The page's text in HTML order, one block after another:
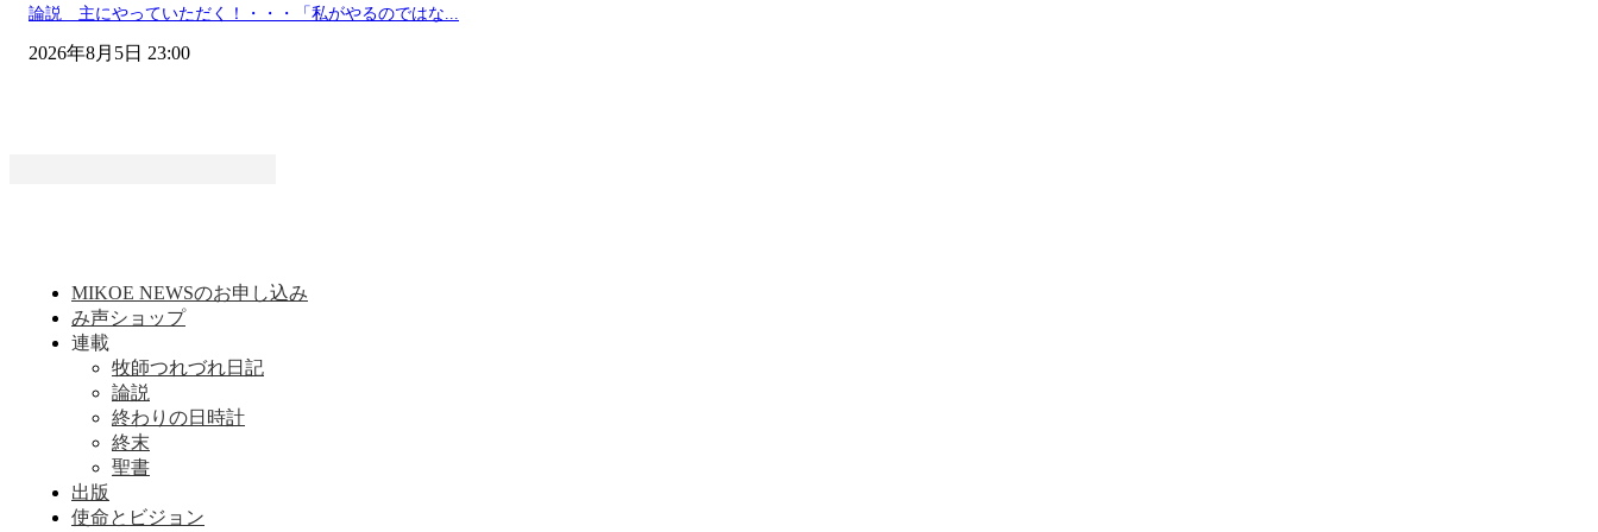
論説 主にやっていただく！・・・「私がやるのではな...
2026年8月5日 23:00
MIKOE NEWSのお申し込み
み声ショップ
連載
牧師つれづれ日記
論説
終わりの日時計
終末
聖書
出版
使命とビジョン